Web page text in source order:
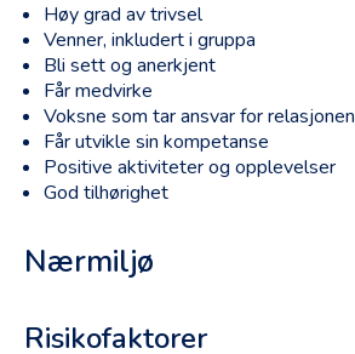
Høy grad av trivsel
Venner, inkludert i gruppa
Bli sett og anerkjent
Får medvirke
Voksne som tar ansvar for relasjonen
Får utvikle sin kompetanse
Positive aktiviteter og opplevelser
God tilhørighet
Nærmiljø
Risikofaktorer